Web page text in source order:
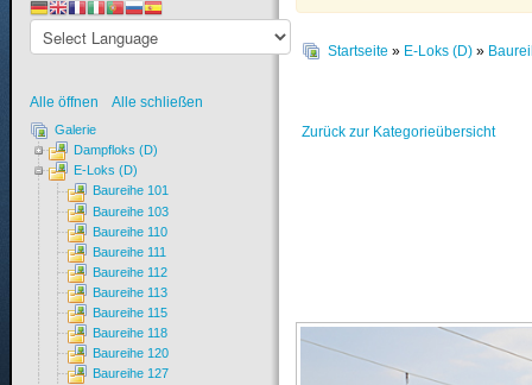
Startseite » E-Loks (D) »
Zurück zur Kategorieübersicht
Alle öffnen Alle schließen
Galerie
Dampfloks (D)
E-Loks (D)
Baureihe 101
Baureihe 103
Baureihe 110
Baureihe 111
Baureihe 112
Baureihe 113
Baureihe 115
Baureihe 118
Baureihe 120
Baureihe 127